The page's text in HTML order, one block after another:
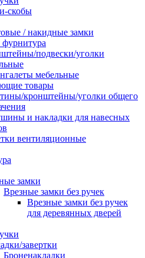
скобы
/ накидные замки
подвески/уголки
мебельные
товары
кронштейны/уголки общего
и накладки для навесных
вентиляционные
замки
Врезные замки без ручек
Врезные замки без ручек
для деревянных дверей
завертки
Броненакладки